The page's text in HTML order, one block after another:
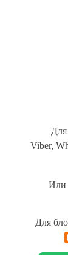
Viber,
Или
Для